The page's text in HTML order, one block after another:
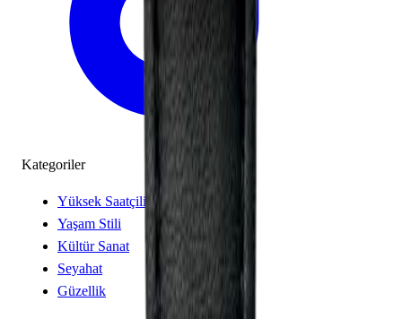
Kategoriler
Yüksek Saatçilik
Yaşam Stili
Kültür Sanat
Seyahat
Güzellik